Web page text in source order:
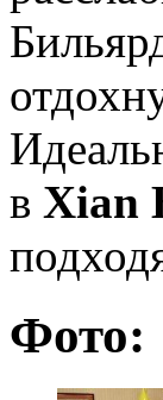
в Xian
Фото: